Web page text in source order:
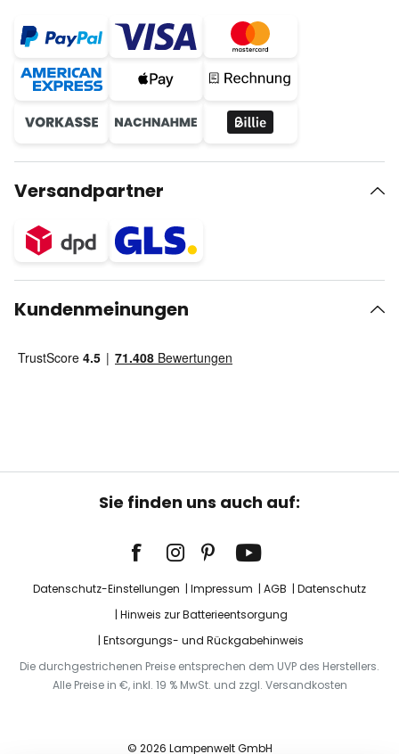
Versandpartner
Kundenmeinungen
Sie finden uns auch auf:
Datenschutz-Einstellungen Impressum AGB
Datenschutz
Hinweis zur Batterieentsorgung
Entsorgungs- und Rückgabehinweis
Die durchgestrichenen Preise entsprechen dem UVP des Herstellers.
Alle Preise in €, inkl. 19 % MwSt. und zzgl. Versandkosten
© 2026 Lampenwelt GmbH